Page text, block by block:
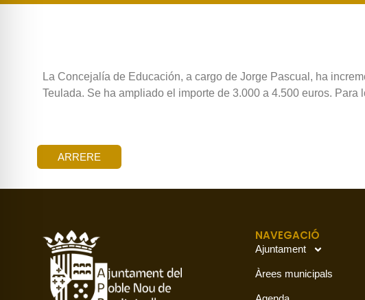
La Concejalía de Educación, a cargo de Jorge Pascual, ha
Teulada. Se ha ampliado el importe de 3.000 a 4.500 euros.
ARRERE
NAVEGACIÓ
Ajuntament
Àrees municipals